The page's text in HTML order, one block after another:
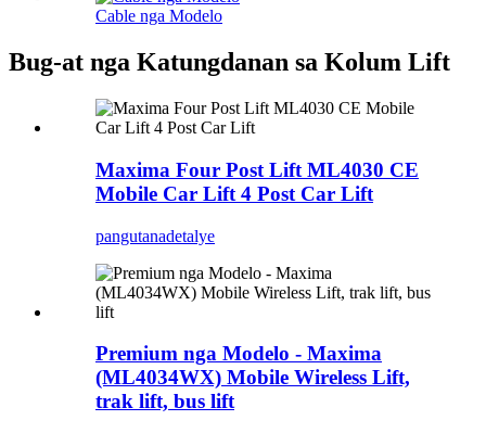
Cable nga Modelo
Bug-at nga Katungdanan sa Kolum Lift
Maxima Four Post Lift ML4030 CE
Mobile Car Lift 4 Post Car Lift
pangutanadetalye
Premium nga Modelo - Maxima
(ML4034WX) Mobile Wireless Lift,
trak lift, bus lift